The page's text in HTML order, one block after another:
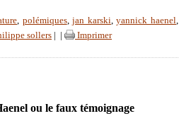
, polémiques,jan karski,yannick haenel,
sollers Imprimer
ou le faux témoignage